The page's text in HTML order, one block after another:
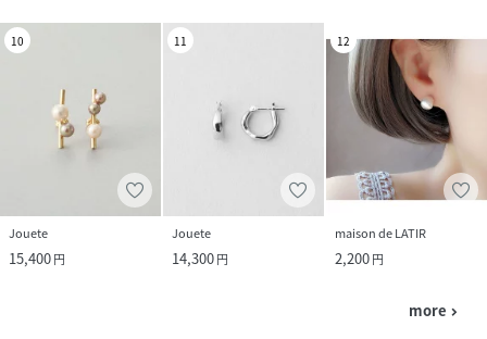
10
Jouete
15,400円
11
Jouete
14,300円
12
maison de LATIR
2,200円
more navigate_next